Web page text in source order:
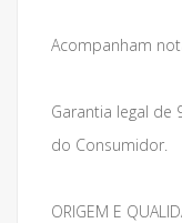
Acompanham
Garantia legal de
do Consumidor.
ORIGEM E